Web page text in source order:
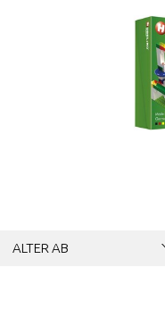
ALTER AB